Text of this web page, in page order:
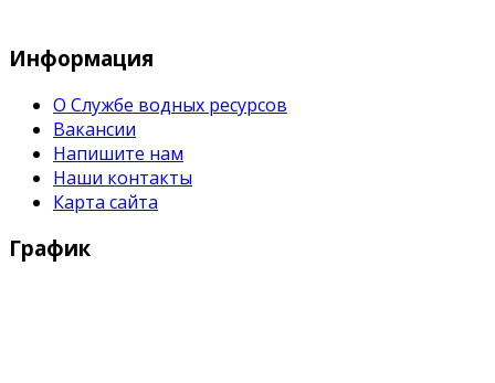
Информация
О Службе водных ресурсов
Вакансии
Напишите нам
Наши контакты
Карта сайта
График